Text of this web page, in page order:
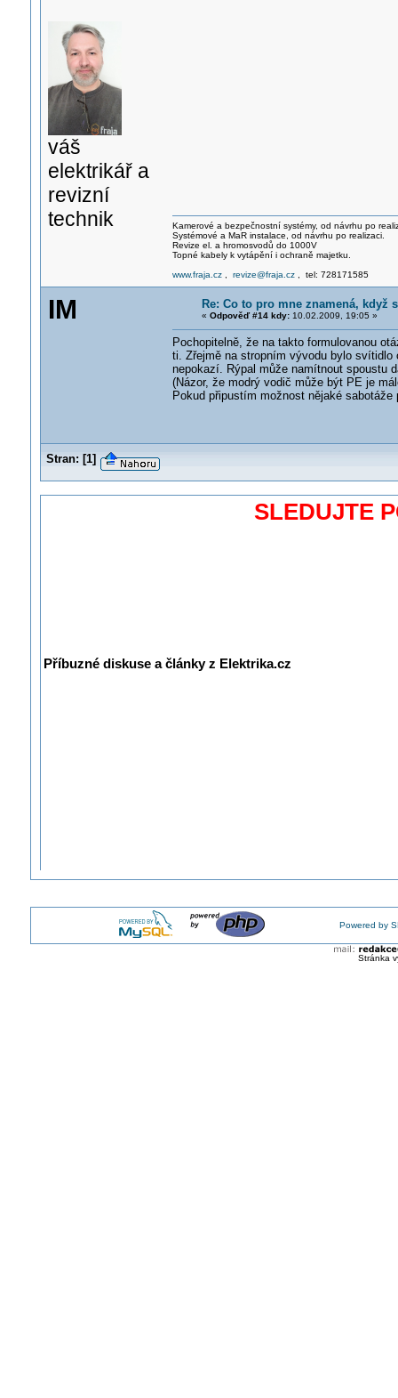
váš
elektrikář a
revizní
technik
Kamerové a bezpečnostní systémy, od návrhu po
Systémové a MaR instalace, od návrhu po realizaci.
Revize el. a hromosvodů do 1000V
Topné kabely k vytápění i ochraně majetku.
www.fraja.cz, revize@fraja.cz, tel: 728171585
IM Re: Co to pro mne znamená,
« Odpověď #14 kdy:10.02.2009, 19:05 »
Pochopitelně, že na takto formulovanou
ti. Zřejmě na stropním vývodu bylo
nepokazí. Rýpal může namítnout spoustu
(Názor, že modrý vodič může být PE je
Pokud připustím možnost nějaké
Stran: [1]
SLEDUJTE
Příbuzné diskuse a články z Elektrika.cz
Powered by
Stránka